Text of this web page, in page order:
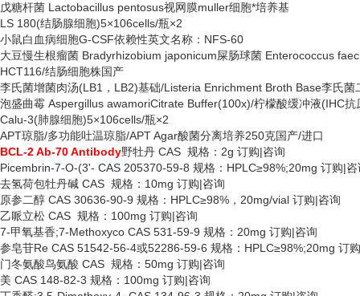
戊糖杆菌 Lactobacillus pentosus视网膜muller细胞*培养基
LS 180(结肠腺细胞)5×106cells/瓶×2
小鼠白血病细胞G-CSF依赖性英文名称：NFS-60
大豆慢生根瘤菌 Bradyrhizobium japonicum屎肠球菌 Enterococcus
HCT116/结肠细胞株国产
李氏菌增菌肉汤(LB1，LB2)基础/Listeria Enrichment Broth Base李氏菌
泡盛曲霉 Aspergillus awamoriCitrate Buffer(100x)/柠檬酸缓冲液(IHC抗
Calu-3(肺腺细胞)5×106cells/瓶×2
APT琼脂/多功能吐温琼脂/APT Agar酸菌分离培养250克国产/进口
BCL-2 Ab-70 Antibody野牡丹 CAS 规格：2g 订购|咨询
Picembrin-7-O-(3'- CAS 205370-59-8 规格：HPLC≥98%;20mg 订购|咨
去氢荷包牡丹碱 CAS 规格：10mg 订购|咨询
原参二醇 CAS 30636-90-9 规格：HPLC≥98%，20mg/vial 订购|咨询
乙哌立松 CAS 规格：100mg 订购|咨询
7-甲氧基香;7-Methoxyco CAS 531-59-9 规格：20mg 订购|咨询
参皂苷Re CAS 51542-56-4或52286-59-6 规格：HPLC≥98%;20mg 订
门冬氨酸鸟氨酸 CAS 规格：50mg 订购|咨询
美 CAS 148-82-3 规格：100mg 订购|咨询